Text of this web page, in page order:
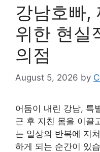
강남호빠,
위한 현실
의점
August 5, 2026 by
어둠이 내린 강남, 특
근 후 지친 몸을 이끌
는 일상의 반복에 지
하게 되는 순간이 있